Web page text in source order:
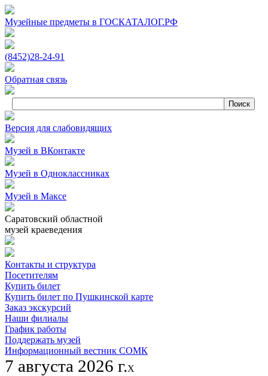
Музейные предметы в ГОСКАТАЛОГ.РФ
(8452)28‑24‑91
Обратная связь
Версия для слабовидящих
Музей в ВКонтакте
Музей в Одноклассниках
Музей в Максе
Саратовский областной
музей краеведения
Контакты и структура
Посетителям
Купить билет
Купить билет по Пушкинской карте
Заказ экскурсий
Наши филиалы
График работы
Поддержать музей
Информационный вестник СОМК
7 августа 2026 г.X